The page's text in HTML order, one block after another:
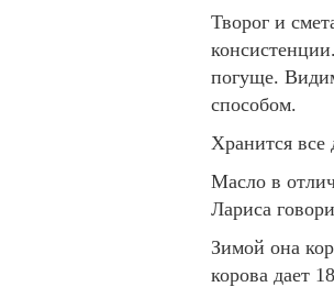
Творог и
погуще.
способом.
Хранится все
Масло в
Лариса
Зимой она
корова дает